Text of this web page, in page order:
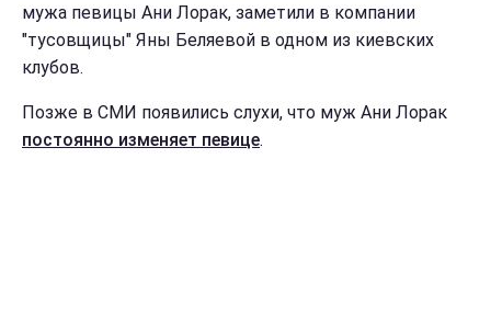
мужа певицы Ани Лорак, заметили в компании
"тусовщицы" Яны Беляевой в одном из киевских
клубов.
Позже в СМИ появились слухи, что муж Ани Лорак
постоянно изменяет певице.